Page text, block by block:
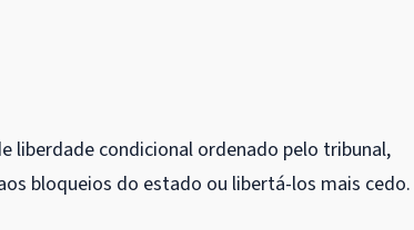
liberdade condicional ordenado pelo tribunal,
bloqueios do estado ou libertá-los mais cedo.